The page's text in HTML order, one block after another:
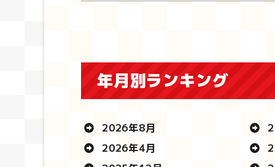
年月別ランキング
2026年8月
2026年4月